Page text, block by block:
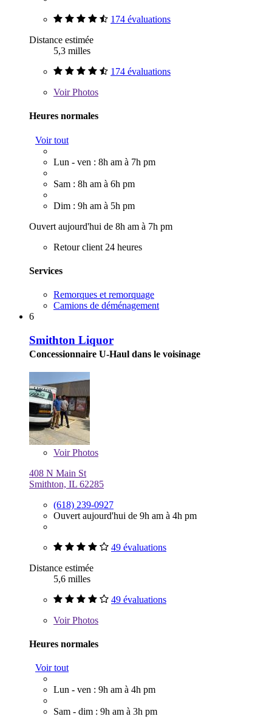
174 évaluations
Distance estimée
5,3 milles
174 évaluations
VoirPhotos
Heures normales
Voir tout
Lun - ven : 8h am à 7h pm
Sam : 8h am à 6h pm
Dim : 9h am à 5h pm
Ouvert aujourd'hui de 8h am à 7h pm
Retour client 24 heures
Services
Remorques et remorquage
Camions de déménagement
6
Smithton Liquor
Concessionnaire U-Haul dans le voisinage
VoirPhotos
408 N Main St
Smithton, IL 62285
(618) 239-0927
Ouvert aujourd'hui de 9h am à 4h pm
49 évaluations
Distance estimée
5,6 milles
49 évaluations
VoirPhotos
Heures normales
Voir tout
Lun - ven : 9h am à 4h pm
Sam - dim : 9h am à 3h pm